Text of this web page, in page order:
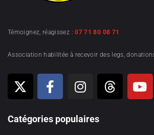
Témoignez, réagissez :07 71 80 08 71
Association habilitée à recevoir des legs,
Catégories populaires